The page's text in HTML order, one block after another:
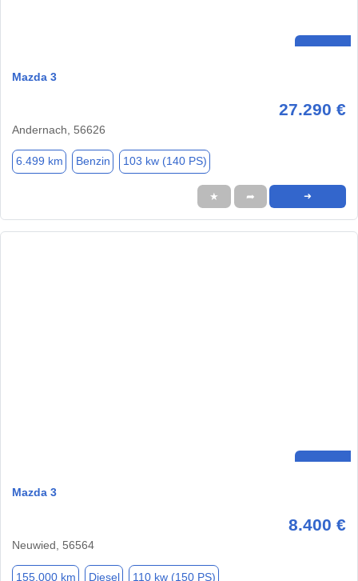
Mazda 3
27.290 €
Andernach, 56626
6.499 km Benzin 103 kw (140 PS)
★ ➦ ➜
Mazda 3
8.400 €
Neuwied, 56564
155.000 km Diesel 110 kw (150 PS)